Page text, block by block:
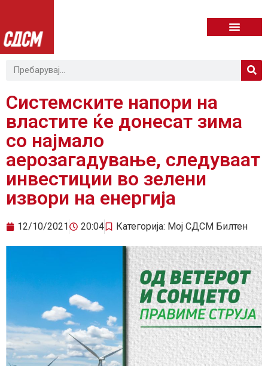
Системските напори на
властите ќе донесат зима
со најмало
аерозагадување, следуваат
инвестиции во зелени
извори на енергија
12/10/2021 20:04 Категорија: Мој СДСМ Билтен